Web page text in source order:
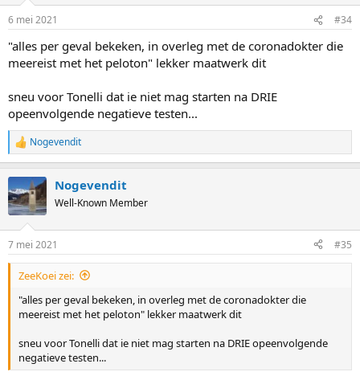
6 mei 2021 #34
"alles per geval bekeken, in overleg met de coronadokter die
meereist met het peloton" lekker maatwerk dit
sneu voor Tonelli dat ie niet mag starten na DRIE
opeenvolgende negatieve testen...
R
e
c
t
i
s
:
Nogevendit
Nogevendit
Well-Known Member
7 mei 2021 #35
ZeeKoei zei:
"alles per geval bekeken, in overleg met de coronadokter die
meereist met het peloton" lekker maatwerk dit
sneu voor Tonelli dat ie niet mag starten na DRIE opeenvolgende
negatieve testen...